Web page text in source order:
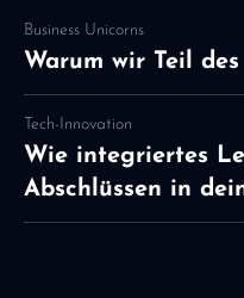
Business Unicorns
Warum wir Teil
Tech-Innovation
Wie integriertes
Abschlüssen in